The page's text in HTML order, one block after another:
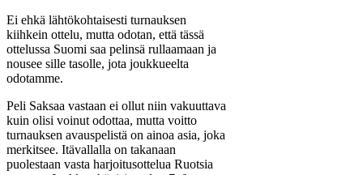
Ei ehkä lähtökohtaisesti turnauksen
kiihkein ottelu, mutta odotan, että tässä
ottelussa Suomi saa pelinsä rullaamaan ja
nousee sille tasolle, jota joukkueelta
odotamme.
Peli Saksaa vastaan ei ollut niin vakuuttava
kuin olisi voinut odottaa, mutta voitto
turnauksen avauspelistä on ainoa asia, joka
merkitsee. Itävallalla on takanaan
puolestaan vasta harjoitusottelua Ruotsia